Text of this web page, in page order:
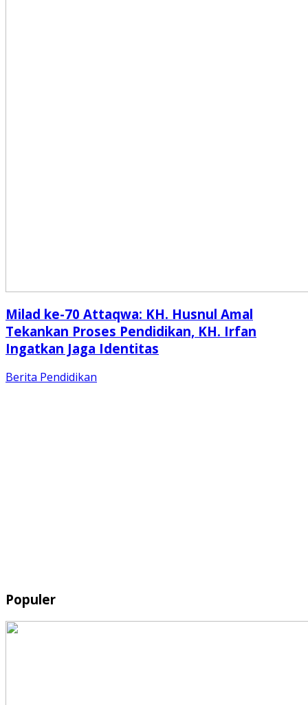
Milad ke-70 Attaqwa: KH. Husnul Amal
Tekankan Proses Pendidikan, KH. Irfan
Ingatkan Jaga Identitas
Berita Pendidikan
Populer